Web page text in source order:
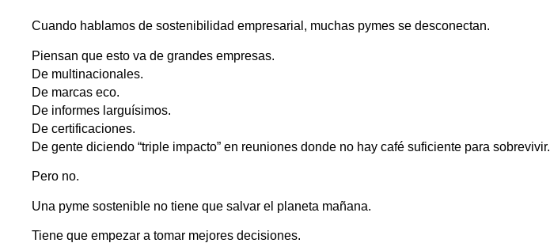
Cuando hablamos de sostenibilidad empresarial, muchas pymes se desconectan.
Piensan que esto va de grandes empresas.
De multinacionales.
De marcas eco.
De informes larguísimos.
De certificaciones.
De gente diciendo “triple impacto” en reuniones donde no hay café suficiente para sobrevivir.
Pero no.
Una pyme sostenible no tiene que salvar el planeta mañana.
Tiene que empezar a tomar mejores decisiones.